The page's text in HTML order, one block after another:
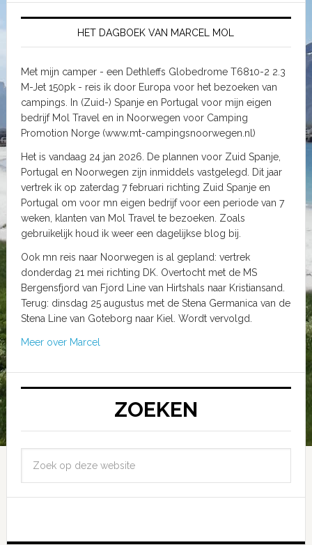
HET DAGBOEK VAN MARCEL MOL
Met mijn camper - een Dethleffs Globedrome T6810-2 2.3
M-Jet 150pk - reis ik door Europa voor het bezoeken van
campings. In (Zuid-) Spanje en Portugal voor mijn eigen
bedrijf Mol Travel en in Noorwegen voor Camping
Promotion Norge (www.mt-campingsnoorwegen.nl)
Het is vandaag 24 jan 2026. De plannen voor Zuid Spanje,
Portugal en Noorwegen zijn inmiddels vastgelegd. Dit jaar
vertrek ik op zaterdag 7 februari richting Zuid Spanje en
Portugal om voor mn eigen bedrijf voor een periode van 7
weken, klanten van Mol Travel te bezoeken. Zoals
gebruikelijk houd ik weer een dagelijkse blog bij.
Ook mn reis naar Noorwegen is al gepland: vertrek
donderdag 21 mei richting DK. Overtocht met de MS
Bergensfjord van Fjord Line van Hirtshals naar Kristiansand.
Terug: dinsdag 25 augustus met de Stena Germanica van de
Stena Line van Goteborg naar Kiel. Wordt vervolgd.
Meer over Marcel
ZOEKEN